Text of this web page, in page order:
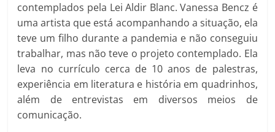
contemplados pela Lei Aldir Blanc. Vanessa Bencz é
uma artista que está acompanhando a situação, ela
teve um filho durante a pandemia e não conseguiu
trabalhar, mas não teve o projeto contemplado. Ela
leva no currículo cerca de 10 anos de palestras,
experiência em literatura e história em quadrinhos,
além de entrevistas em diversos meios de
comunicação.